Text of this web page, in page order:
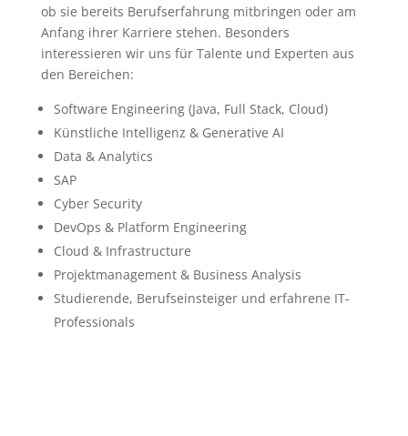
ob sie bereits Berufserfahrung mitbringen oder am
Anfang ihrer Karriere stehen. Besonders
interessieren wir uns für Talente und Experten aus
den Bereichen:
Software Engineering (Java, Full Stack, Cloud)
Künstliche Intelligenz & Generative AI
Data & Analytics
SAP
Cyber Security
DevOps & Platform Engineering
Cloud & Infrastructure
Projektmanagement & Business Analysis
Studierende, Berufseinsteiger und erfahrene IT-
Professionals